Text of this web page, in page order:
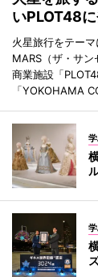
いPLOT48
火星旅行をテー
MARS（ザ・サ
商業施設「
「YOKOHAMA